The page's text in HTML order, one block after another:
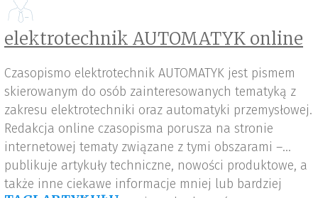
elektrotechnik AUTOMATYK online
Czasopismo elektrotechnik AUTOMATYK jest pismem
skierowanym do osób zainteresowanych tematyką z
zakresu elektrotechniki oraz automatyki przemysłowej.
Redakcja online czasopisma porusza na stronie
internetowej tematy związane z tymi obszarami –
publikuje artykuły techniczne, nowości produktowe, a
także inne ciekawe informacje mniej lub bardziej